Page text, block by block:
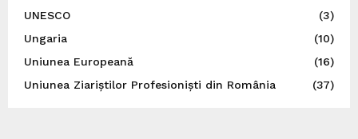
UNESCO
(3)
Ungaria
(10)
Uniunea Europeană
(16)
Uniunea Ziariștilor Profesioniști din România
(37)